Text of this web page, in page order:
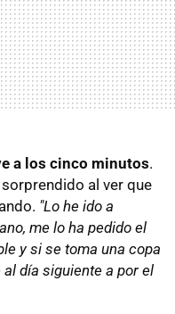
a los cinco minutos.
al ver que
"Lo he ido a
me lo ha pedido el
y si se toma una copa
día siguiente a por el